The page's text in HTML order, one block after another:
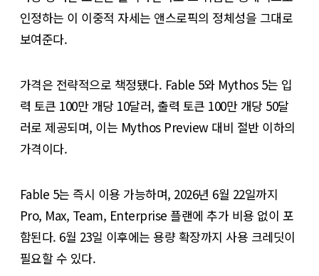
인정하는 이 이중적 자세는 앤스로픽의 정체성을 그대로
보여준다.
가격은 전략적으로 책정됐다. Fable 5와 Mythos 5는 입
력 토큰 100만 개당 10달러, 출력 토큰 100만 개당 50달
러로 제공되며, 이는 Mythos Preview 대비 절반 이하의
가격이다.
Fable 5는 즉시 이용 가능하며, 2026년 6월 22일까지
Pro, Max, Team, Enterprise 플랜에 추가 비용 없이 포
함된다. 6월 23일 이후에는 용량 확장까지 사용 크레딧이
필요할 수 있다.